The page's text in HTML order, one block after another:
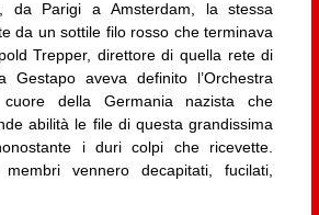
da Parigi a Amsterdam, la stessa
da un sottile filo rosso che terminava
Trepper, direttore di quella rete di
Gestapo aveva definito l’Orchestra
della Germania nazista che
abilità le file di questa grandissima
i duri colpi che ricevette.
vennero decapitati, fucilati,